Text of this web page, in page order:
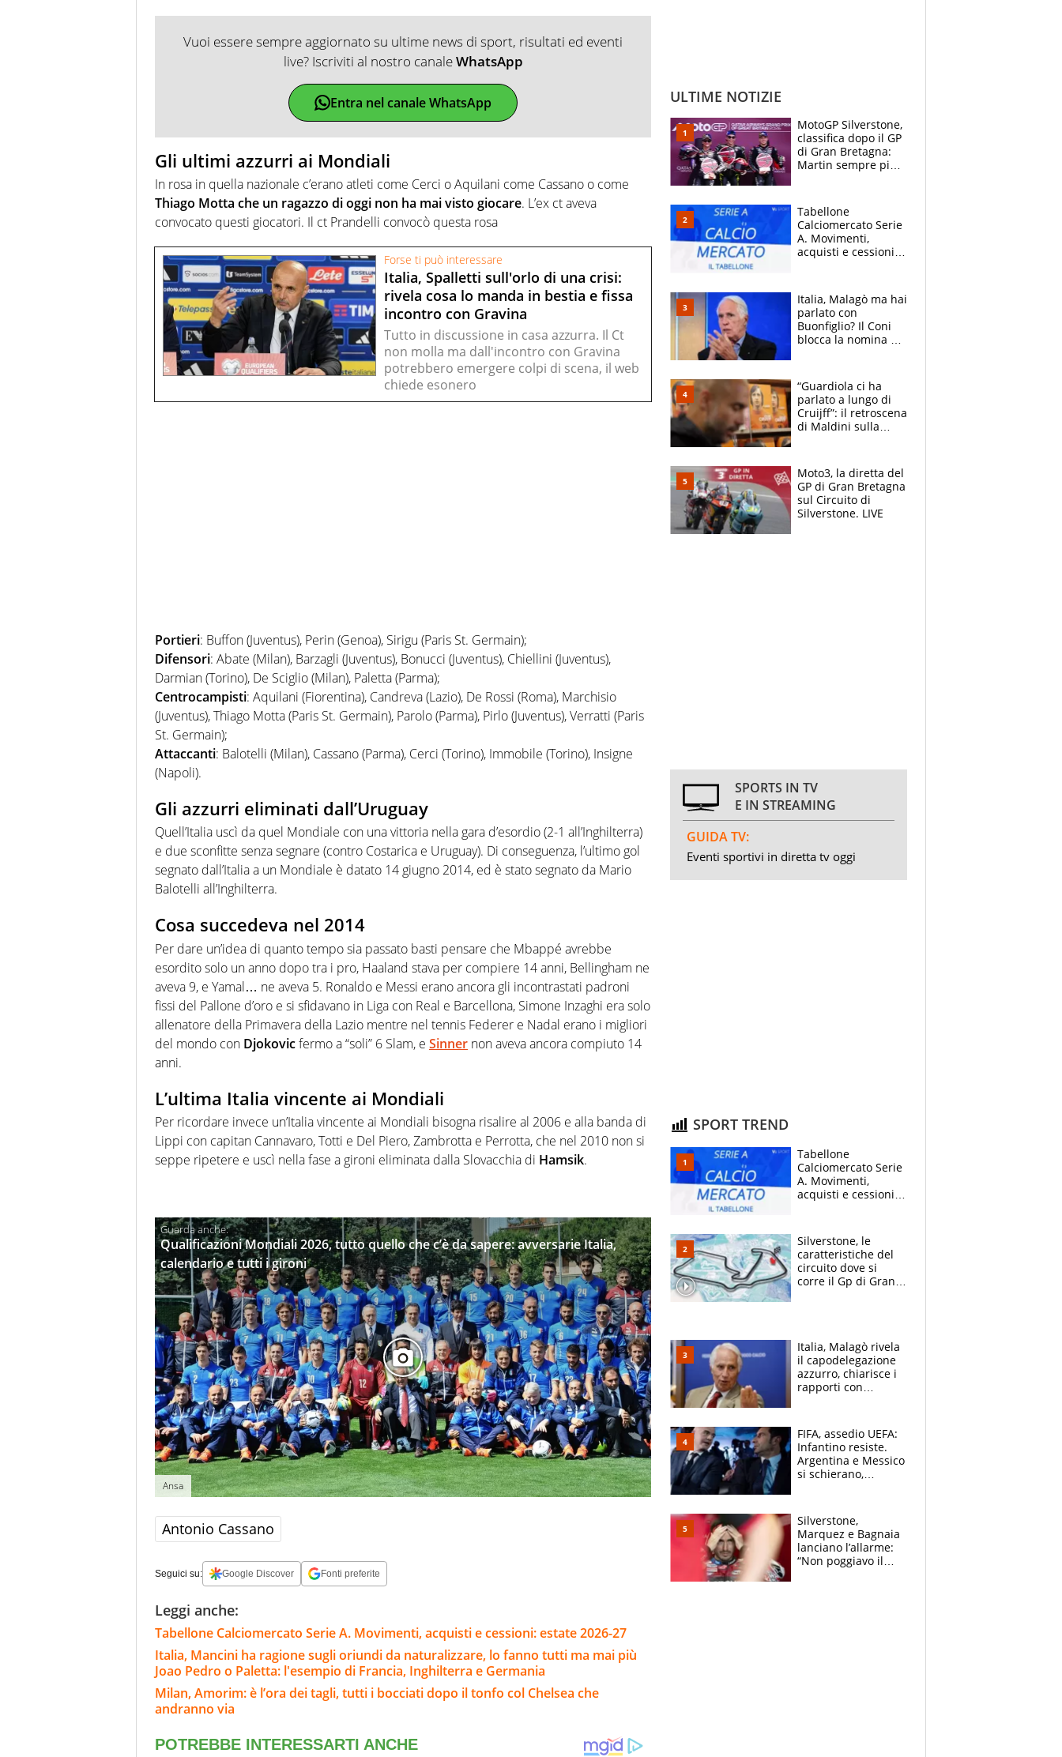
Vuoi essere sempre aggiornato su ultime news di sport, risultati ed eventi
live? Iscriviti al nostro canaleWhatsApp
Entra nel canale WhatsApp
Gli ultimi azzurri ai Mondiali
In rosa in quella nazionale c’erano atleti come Cerci o Aquilani come Cassano o come
Thiago Motta che un ragazzo di oggi non ha mai visto giocare. L’ex ct aveva
convocato questi giocatori. Il ct Prandelli convocò questa rosa
Forse ti può interessare
Italia, Spalletti sull'orlo di una crisi:
rivela cosa lo manda in bestia e fissa
incontro con Gravina
Tutto in discussione in casa azzurra. Il Ct
non molla ma dall'incontro con Gravina
potrebbero emergere colpi di scena, il web
chiede esonero
Portieri: Buffon (Juventus), Perin (Genoa), Sirigu (Paris St. Germain);
Difensori: Abate (Milan), Barzagli (Juventus), Bonucci (Juventus), Chiellini (Juventus),
Darmian (Torino), De Sciglio (Milan), Paletta (Parma);
Centrocampisti: Aquilani (Fiorentina), Candreva (Lazio), De Rossi (Roma), Marchisio
(Juventus), Thiago Motta (Paris St. Germain), Parolo (Parma), Pirlo (Juventus), Verratti (Paris
St. Germain);
Attaccanti: Balotelli (Milan), Cassano (Parma), Cerci (Torino), Immobile (Torino), Insigne
(Napoli).
Gli azzurri eliminati dall’Uruguay
Quell’Italia uscì da quel Mondiale con una vittoria nella gara d’esordio (2-1 all’Inghilterra)
e due sconfitte senza segnare (contro Costarica e Uruguay). Di conseguenza, l’ultimo gol
segnato dall’Italia a un Mondiale è datato 14 giugno 2014, ed è stato segnato da Mario
Balotelli all’Inghilterra.
Cosa succedeva nel 2014
Per dare un’idea di quanto tempo sia passato basti pensare che Mbappé avrebbe
esordito solo un anno dopo tra i pro, Haaland stava per compiere 14 anni, Bellingham ne
aveva 9, e Yamal… ne aveva 5. Ronaldo e Messi erano ancora gli incontrastati padroni
fissi del Pallone d’oro e si sfidavano in Liga con Real e Barcellona, Simone Inzaghi era solo
allenatore della Primavera della Lazio mentre nel tennis Federer e Nadal erano i migliori
del mondo con Djokovicfermo a “soli” 6 Slam, e Sinner non aveva ancora compiuto 14
anni.
L’ultima Italia vincente ai Mondiali
Per ricordare invece un’Italia vincente ai Mondiali bisogna risalire al 2006 e alla banda di
Lippi con capitan Cannavaro, Totti e Del Piero, Zambrotta e Perrotta, che nel 2010 non si
seppe ripetere e uscì nella fase a gironi eliminata dalla Slovacchia di Hamsik.
Qualificazioni Mondiali 2026, tutto quello che c’è da sapere: avversarie Italia,
calendario e tutti i gironi
Ansa
Antonio Cassano
Seguici su: Google Discover Fonti preferite
Leggi anche:
Tabellone Calciomercato Serie A. Movimenti, acquisti e cessioni: estate 2026-27
Italia, Mancini ha ragione sugli oriundi da naturalizzare, lo fanno tutti ma mai più
Joao Pedro o Paletta: l'esempio di Francia, Inghilterra e Germania
Milan, Amorim: è l’ora dei tagli, tutti i bocciati dopo il tonfo col Chelsea che
andranno via
ULTIME NOTIZIE
MotoGP Silverstone,
classifica dopo il GP
di Gran Bretagna:
Martin sempre più
Tabellone
Calciomercato Serie
A. Movimenti,
acquisti e cessioni:
Italia, Malagò ma hai
parlato con
Buonfiglio? Il Coni
blocca la nomina di
“Guardiola ci ha
parlato a lungo di
Cruijff”: il retroscena
di Maldini sulla
Moto3, la diretta del
GP di Gran Bretagna
sul Circuito di
Silverstone. LIVE
SPORTS IN TV
E IN STREAMING
GUIDA TV:
Eventi sportivi in diretta tv oggi
SPORT TREND
Tabellone
Calciomercato Serie
A. Movimenti,
acquisti e cessioni:
Silverstone, le
caratteristiche del
circuito dove si
corre il Gp di Gran
Italia, Malagò rivela
il capodelegazione
azzurro, chiarisce i
rapporti con
Infantino
FIFA, assedio UEFA:
Infantino resiste.
Argentina e Messico
si schierano,
Silverstone,
Marquez e Bagnaia
lanciano l’allarme:
“Non poggiavo il